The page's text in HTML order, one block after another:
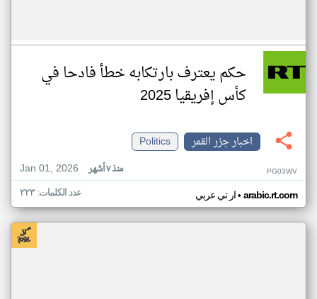
حكم يعترف بارتكابه خطأ فادحا في
كأس إفريقيا 2025
اخبار جزر القمر
Politics
Jan 01, 2026
منذ ٧ أشهر PG03WV
ار تي عربي• arabic.rt.com عدد الكلمات: ٢٢٣